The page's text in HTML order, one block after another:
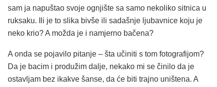
sam ja napuštao svoje ognjište sa samo nekoliko sitnica u
ruksaku. Ili je to slika bivše ili sadašnje ljubavnice koju je
neko krio? A možda je i namjerno bačena?
A onda se pojavilo pitanje – šta učiniti s tom fotografijom?
Da je bacim i produžim dalje, nekako mi se činilo da je
ostavljam bez ikakve šanse, da će biti trajno uništena. A